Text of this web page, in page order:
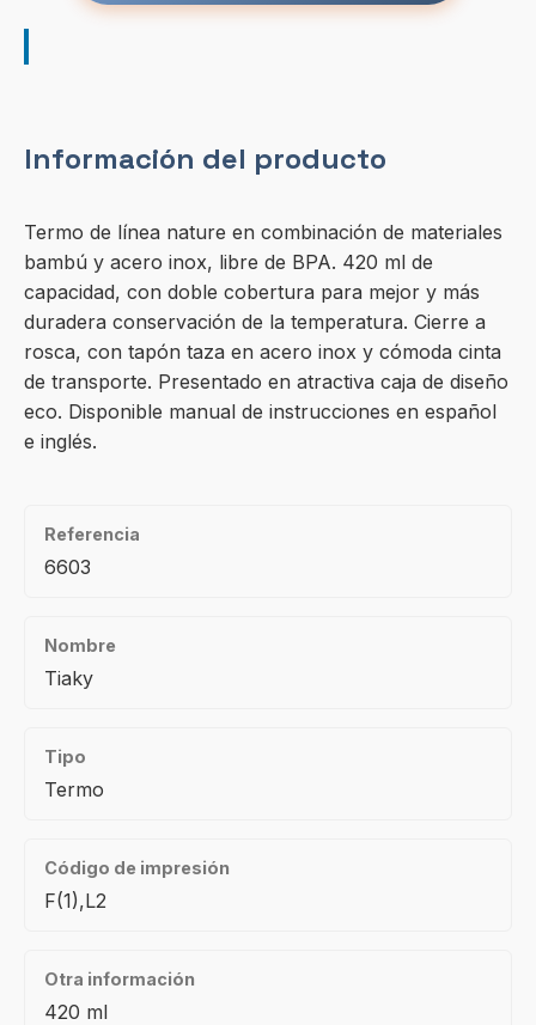
Información del producto
Termo de línea nature en combinación de materiales
bambú y acero inox, libre de BPA. 420 ml de
capacidad, con doble cobertura para mejor y más
duradera conservación de la temperatura. Cierre a
rosca, con tapón taza en acero inox y cómoda cinta
de transporte. Presentado en atractiva caja de diseño
eco. Disponible manual de instrucciones en español
e inglés.
Referencia
6603
Nombre
Tiaky
Tipo
Termo
Código de impresión
F(1),L2
Otra información
420 ml